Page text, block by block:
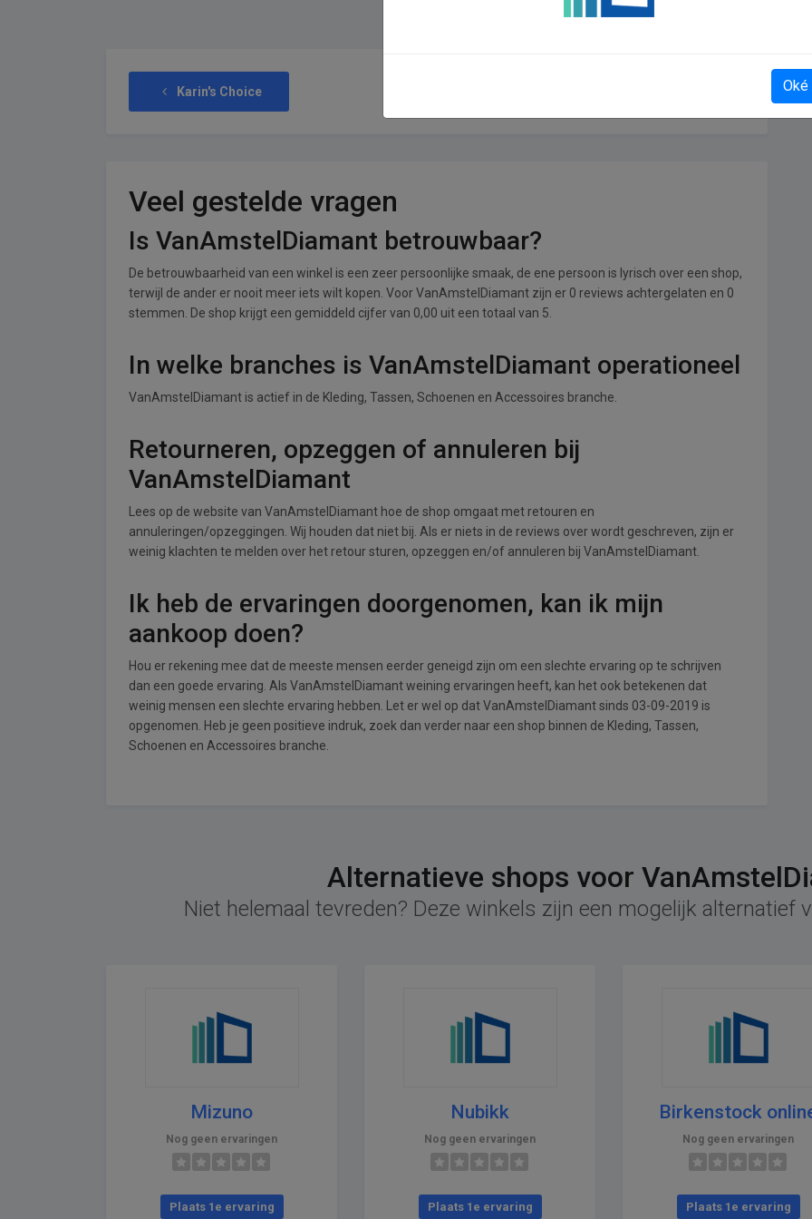
Karin's Choice
Veel gestelde vragen
Is VanAmstelDiamant betrouwbaar?
De betrouwbaarheid van een winkel is een zeer persoonlijke smaak, de ene persoon is lyrisch over een shop,
terwijl de ander er nooit meer iets wilt kopen. Voor VanAmstelDiamant zijn er 0 reviews achtergelaten en 0
stemmen. De shop krijgt een gemiddeld cijfer van 0,00 uit een totaal van 5.
In welke branches is VanAmstelDiamant operationeel
VanAmstelDiamant is actief in de Kleding, Tassen, Schoenen en Accessoires branche.
Retourneren, opzeggen of annuleren bij
VanAmstelDiamant
Lees op de website van VanAmstelDiamant hoe de shop omgaat met retouren en
annuleringen/opzeggingen. Wij houden dat niet bij. Als er niets in de reviews over wordt geschreven, zijn er
weinig klachten te melden over het retour sturen, opzeggen en/of annuleren bij VanAmstelDiamant.
Ik heb de ervaringen doorgenomen, kan ik mijn
aankoop doen?
Hou er rekening mee dat de meeste mensen eerder geneigd zijn om een slechte ervaring op te schrijven
dan een goede ervaring. Als VanAmstelDiamant weining ervaringen heeft, kan het ook betekenen dat
weinig mensen een slechte ervaring hebben. Let er wel op dat VanAmstelDiamant sinds 03-09-2019 is
opgenomen. Heb je geen positieve indruk, zoek dan verder naar een shop binnen de Kleding, Tassen,
Schoenen en Accessoires branche.
Alternatieve shops voor
Niet helemaal tevreden? Deze winkels zijn een mogelijk alternatief
Mizuno
Nog geen ervaringen
Plaats 1e ervaring
Nubikk
Nog geen ervaringen
Plaats 1e ervaring
Birkenstock
Nog geen ervaringen
Plaats 1e ervaring
Oké